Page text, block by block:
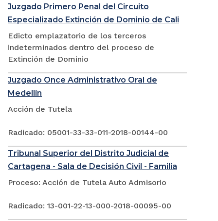
Juzgado Primero Penal del Circuito
Especializado Extinción de Dominio de Cali
Edicto emplazatorio de los terceros
indeterminados dentro del proceso de
Extinción de Dominio
Juzgado Once Administrativo Oral de
Medellín
Acción de Tutela
Radicado: 05001-33-33-011-2018-00144-00
Tribunal Superior del Distrito Judicial de
Cartagena - Sala de Decisión Civil - Familia
Proceso: Acción de Tutela Auto Admisorio
Radicado: 13-001-22-13-000-2018-00095-00